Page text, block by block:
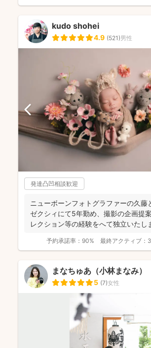
kudo shohei
4.9 (521)男性
発達凸凹相談歓迎
ニューボーンフォトグラファーの久藤
ゼクシィにて5年勤め、撮影の企画提
レクション等の経験をへて独立いたし
予約承諾率： 90% 最終アクティブ：
まなちゅあ（小林まなみ）
5 (7)女性